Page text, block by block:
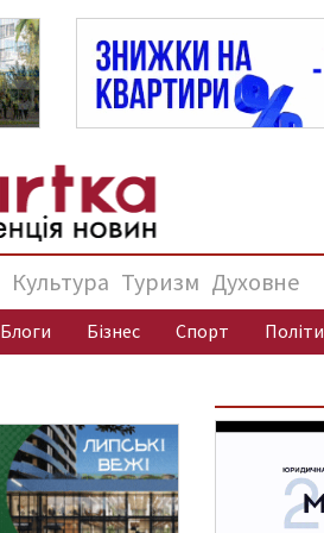
Культура Туризм Духовне
Блоги Бізнес Спорт